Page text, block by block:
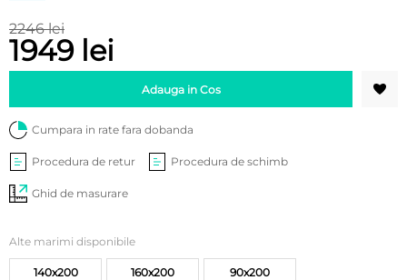
2246 lei
1949 lei
Adauga in Cos
Cumpara in rate fara dobanda
Procedura de retur Procedura de schimb
Ghid de masurare
Alte marimi disponibile
140x200 160x200 90x200